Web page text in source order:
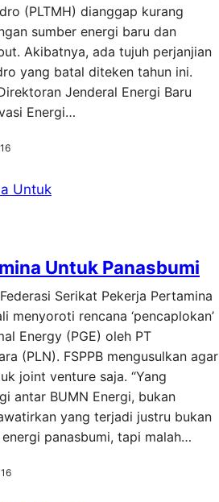
(PLTMH) dianggap kurang
sumber energi baru dan
Akibatnya, ada tujuh perjanjian
yang batal diteken tahun ini.
Jenderal Energi Baru
Energi…
Untuk Panasbumi
Serikat Pekerja Pertamina
menyoroti rencana ‘pencaplokan’
Energy (PGE) oleh PT
(PLN). FSPPB mengusulkan agar
joint venture saja. “Yang
antar BUMN Energi, bukan
yang terjadi justru bukan
panasbumi, tapi malah…